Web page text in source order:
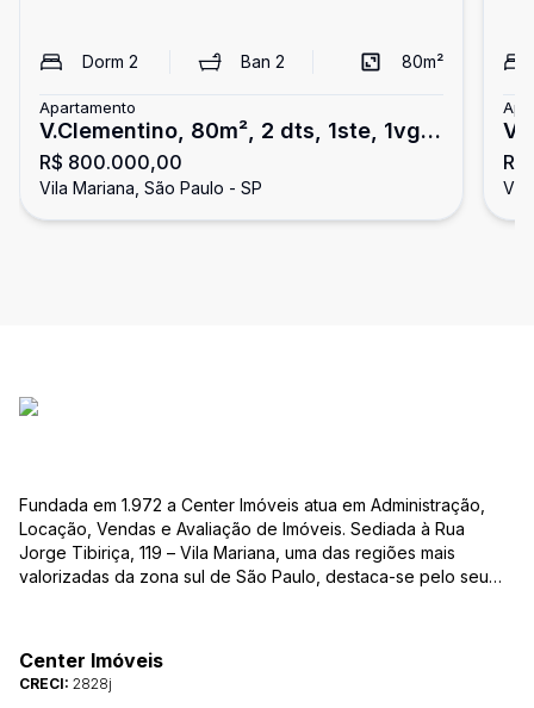
Dorm 2 Ban2 80m²
Apartamento
V.Clementino, 80m², 2 dts, 1ste, 1vga,
px metrô!!
R$ 800.000,00
Vila Mariana, São Paulo - SP
Fundada em 1.972 a Center Imóveis atua em Administração,
Locação, Vendas e Avaliação de Imóveis. Sediada à Rua
Jorge Tibiriça, 119 – Vila Mariana, uma das regiões mais
valorizadas da zona sul de São Paulo, destaca-se pelo seu
atuantes imobiliárias da região, credenciada junto ao Conselho
Regional dos Corretores de Imóveis (CRECI) e associada ao
Sindicato das Empresas de Compra, Venda, Locação e
Center Imóveis
CRECI: 2828j